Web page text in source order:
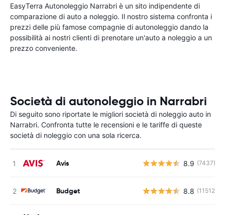
EasyTerra Autonoleggio Narrabri è un sito indipendente di
comparazione di auto a noleggio. Il nostro sistema confronta i
prezzi delle più famose compagnie di autonoleggio dando la
possibilità ai nostri clienti di prenotare un'auto a noleggio a un
prezzo conveniente.
Società di autonoleggio in Narrabri
Di seguito sono riportate le migliori società di noleggio auto in
Narrabri. Confronta tutte le recensioni e le tariffe di queste
società di noleggio con una sola ricerca.
Avis 8.9 (7437)
Budget 8.8 (11512)